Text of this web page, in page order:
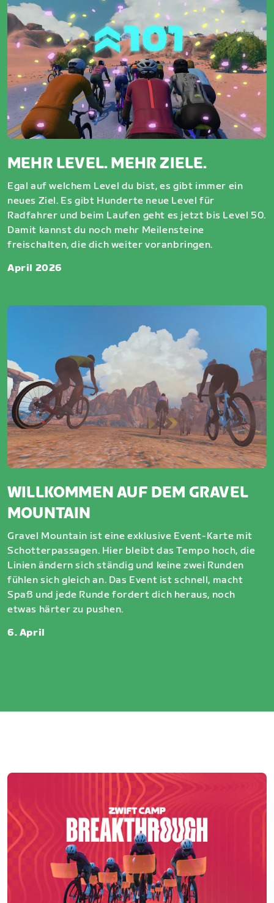
MEHR LEVEL. MEHR ZIELE.
Egal auf welchem Level du bist, es gibt immer ein
neues Ziel. Es gibt Hunderte neue Level für
Radfahrer und beim Laufen geht es jetzt bis Level 50.
Damit kannst du noch mehr Meilensteine
freischalten, die dich weiter voranbringen.
April 2026
WILLKOMMEN AUF DEM GRAVEL
MOUNTAIN
Gravel Mountain ist eine exklusive Event-Karte mit
Schotterpassagen. Hier bleibt das Tempo hoch, die
Linien ändern sich ständig und keine zwei Runden
fühlen sich gleich an. Das Event ist schnell, macht
Spaß und jede Runde fordert dich heraus, noch
etwas härter zu pushen.
6. April